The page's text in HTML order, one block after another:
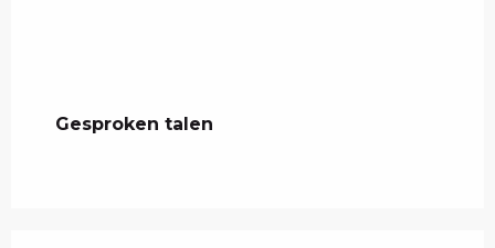
Gesproken talen
Gesproken talen